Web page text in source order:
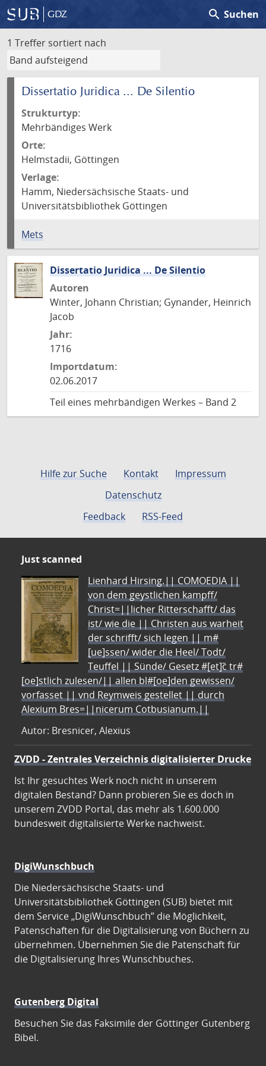
GDZ search Suchen
1 Treffer sortiert nach
Dissertatio Juridica ... De Silentio
Strukturtyp:
Mehrbändiges Werk
Orte:
Helmstadii, Göttingen
Verlage:
Hamm, Niedersächsische Staats- und
Universitätsbibliothek Göttingen
Mets
Dissertatio Juridica ... De Silentio
Autoren
Winter, Johann Christian; Gynander, Heinrich
Jacob
Jahr:
1716
Importdatum:
02.06.2017
Teil eines mehrbändigen Werkes – Band 2
Hilfe zur Suche Kontakt
Impressum
Datenschutz
Feedback
RSS-Feed
Just scanned
Lienhard Hirsing.|| COMOEDIA ||
von dem geystlichen kampff/
Christ=||licher Ritterschafft/ das
ist/ wie die || Christen aus warheit
der schrifft/ sich legen || m#
[ue]ssen/ wider die Heel/ Todt/
Teuffel || Sünde/ Gesetz #[et]c̃ tr#
[oe]stlich zulesen/|| allen bl#[oe]den gewissen/
vorfasset || vnd Reymweis gestellet || durch
Alexium Bres=||nicerum Cotbusianum.||
Autor: Bresnicer, Alexius
ZVDD - Zentrales Verzeichnis digitalisierter Drucke
Ist Ihr gesuchtes Werk noch nicht in unserem
digitalen Bestand? Dann probieren Sie es doch in
unserem ZVDD Portal, das mehr als 1.600.000
bundesweit digitalisierte Werke nachweist.
DigiWunschbuch
Die Niedersächsische Staats- und
Universitätsbibliothek Göttingen (SUB) bietet mit
dem Service „DigiWunschbuch” die Möglichkeit,
Patenschaften für die Digitalisierung von Büchern zu
übernehmen. Übernehmen Sie die Patenschaft für
die Digitalisierung Ihres Wunschbuches.
Gutenberg Digital
Besuchen Sie das Faksimile der Göttinger Gutenberg
Bibel.